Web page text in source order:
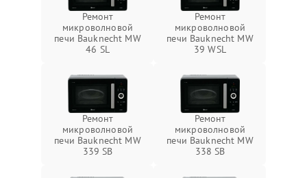
Ремонт
микроволновой
печи Bauknecht MW
46 SL
Ремонт
микроволновой
печи Bauknecht MW
39 WSL
Ремонт
микроволновой
печи Bauknecht MW
339 SB
Ремонт
микроволновой
печи Bauknecht MW
338 SB